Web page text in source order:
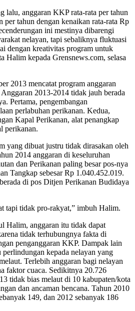
lalu, anggaran KKP rata-rata per tahun
tahun dengan kenaikan rata-rata Rp
ini mestinya dibarengi
nelayan, tapi sebaliknya fluktuasi
dengan kreativitas program untuk
Halim kepada Grensnews.com, selasa
2013 mencatat program anggaran
2013-2014 tidak jauh berada
Pertama, pengembangan
perlabuhan perikanan. Kedua,
Kapal Perikanan, alat penangkap
perikanan.
yang dibuat justru tidak dirasakan oleh
2014 anggaran di keseluruhan
dan Perikanan paling besar pos-nya
Tangkap sebesar Rp 1.040.452.019.
di pos Ditjen Perikanan Budidaya
tapi tidak pro-rakyat,” imbuh Halim.
Halim, anggaran itu tidak dapat
tidak terhubungnya fakta di
penganggaran KKP. Dampak lain
kepada nelayan yang
Terlebih anggaran bagi nelayan
faktor cuaca. Sedikitnya 20.726
tidak bias melaut di 10 kabupaten/kota
dan ancaman bencana. Tahun 2010
149, dan 2012 sebanyak 186